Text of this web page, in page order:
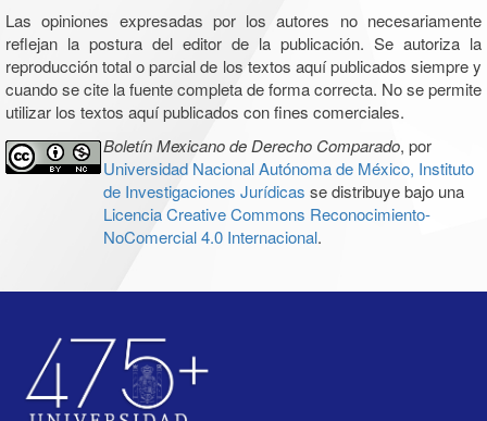
Las opiniones expresadas por los autores no necesariamente
reflejan la postura del editor de la publicación. Se autoriza la
reproducción total o parcial de los textos aquí publicados siempre y
cuando se cite la fuente completa de forma correcta. No se permite
utilizar los textos aquí publicados con fines comerciales.
Boletín Mexicano de Derecho Comparado, por
Universidad Nacional Autónoma de México, Instituto
de Investigaciones Jurídicas se distribuye bajo una
Licencia Creative Commons Reconocimiento-
NoComercial 4.0 Internacional.